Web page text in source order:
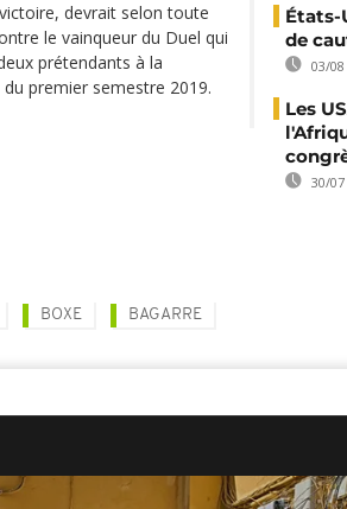
devrait selon toute
le vainqueur du Duel qui
prétendants à la
premier semestre 2019.
États-
de
03/
Les
30/
BOXE BAGARRE